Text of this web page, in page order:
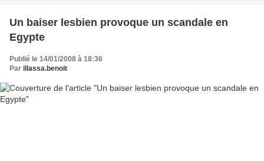
Un baiser lesbien provoque un scandale en
Egypte
Publié le 14/01/2008 à 18:36
Par illassa.benoit